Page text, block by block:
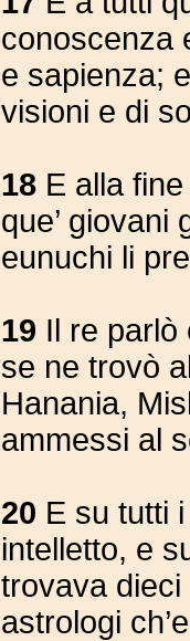
conoscenza
e sapienza;
visioni e di
18 E alla
que’ giovani
eunuchi li
19 Il re parlò
se ne trovò
Hanania,
ammessi al
20 E su tutti
intelletto, e
trovava
astrologi